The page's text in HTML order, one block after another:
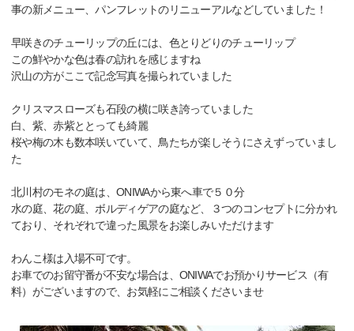
事の新メニュー、パンフレットのリニューアルなどしていました！
早咲きのチューリップの丘には、色とりどりのチューリップ
この鮮やかな色は春の訪れを感じますね
沢山の方がここで記念写真を撮られていました
クリスマスローズも石段の横に咲き誇っていました
白、紫、赤紫ととっても綺麗
桜や梅の木も数本咲いていて、鳥たちが楽しそうにさえずっていまし
た
北川村のモネの庭は、ONIWAから東へ車で５０分
水の庭、花の庭、ボルディゲアの庭など、３つのコンセプトに分かれ
ており、それぞれで違った風景をお楽しみいただけます
わんこ様は入場不可です。
お車でのお留守番が不安な場合は、ONIWAでお預かりサービス（有
料）がございますので、お気軽にご相談くださいませ